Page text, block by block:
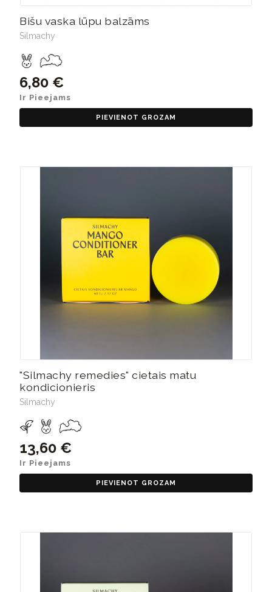
Bišu vaska lūpu balzāms
Silmachy
6,80 €
Ir Pieejams
PIEVIENOT GROZAM
"Silmachy remedies" cietais matu
kondicionieris
Silmachy
13,60 €
Ir Pieejams
PIEVIENOT GROZAM